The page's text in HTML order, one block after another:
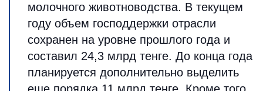
молочного животноводства. В текущем
году объем господдержки отрасли
сохранен на уровне прошлого года и
составил 24,3 млрд тенге. До конца года
планируется дополнительно выделить